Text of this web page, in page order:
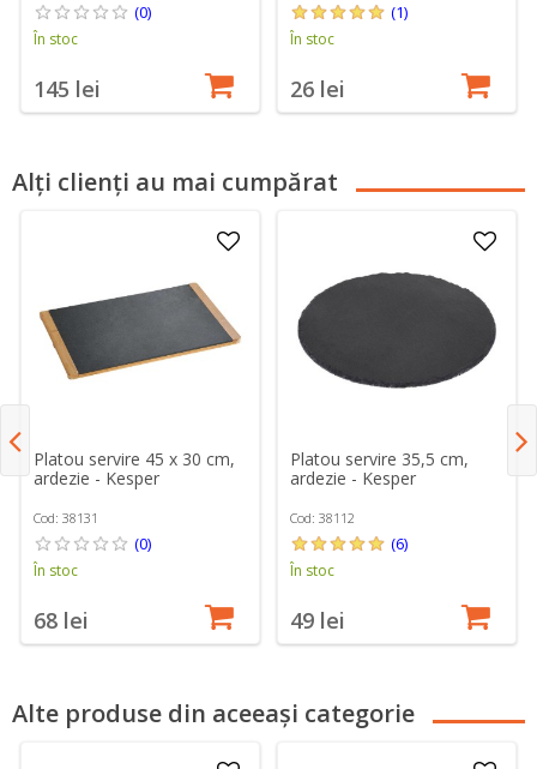
(0)
În stoc
145 lei
(1)
În stoc
26 lei
Alți clienți au mai cumpărat
Platou servire 45 x 30 cm,
ardezie - Kesper
Cod: 38131
(0)
În stoc
68 lei
Platou servire 35,5 cm,
ardezie - Kesper
Cod: 38112
(6)
În stoc
49 lei
Alte produse din aceeași categorie